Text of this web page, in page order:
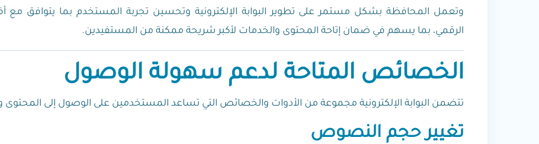
وتعمل المحافظة بشكل مستمر على تطوير البوابة الإلكترونية وتحسين تجربة المستخدم بما يتوافق مع
الرقمي، بما يسهم في ضمان إتاحة المحتوى والخدمات لأكبر شريحة ممكنة من المستفيدين.
الخصائص المتاحة لدعم سهولة الوصول
تتضمن البوابة الإلكترونية مجموعة من الأدوات والخصائص التي تساعد المستخدمين على الوصول إلى المحتوى
تغيير حجم النصوص